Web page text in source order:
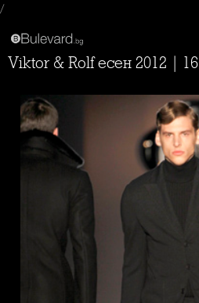
/
Viktor & Rolf есен 2012 | 16